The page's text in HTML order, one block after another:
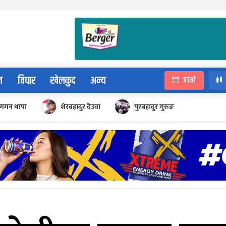
विचार खेलकुद अन्य पात्रो
गगन थापा शेरबहादुर देउवा पुरबहादुर गुरुङ